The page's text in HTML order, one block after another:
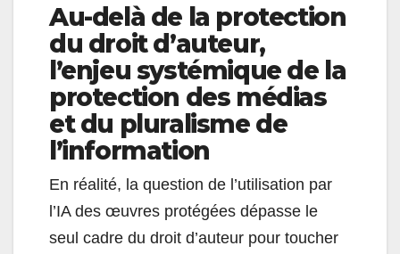
Au-delà de la protection
du droit d’auteur,
l’enjeu systémique de la
protection des médias
et du pluralisme de
l’information
En réalité, la question de l’utilisation par
l’IA des œuvres protégées dépasse le
seul cadre du droit d’auteur pour toucher